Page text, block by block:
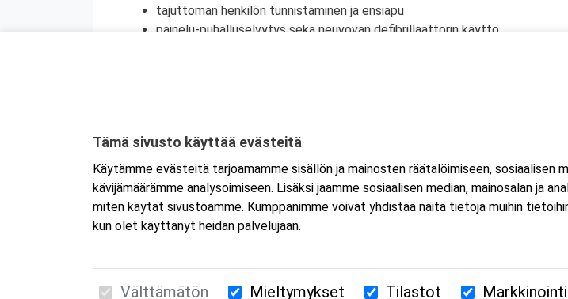
tajuttoman henkilön tunnistaminen ja ensiapu
painelu-puhalluselvytys sekä neuvovan defibrillaattorin käyttö
Kyseessä on etäkoulutus. Koulutus tapahtuu Microsoft Teams-sovelluksella.
tai mobiililaitteelle erikseen. Mikäli haluat ladata Teams-sovelluksen, löydät
Tarkemmat ohjeet lähetetään vahvistusviestissä.
Tämä sivusto käyttää evästeitä
Käytämme evästeitä tarjoamamme sisällön ja mainosten räätälöimiseen, sosiaalisen
kävijämäärämme analysoimiseen. Lisäksi jaamme sosiaalisen median, mainosalan ja
miten käytät sivustoamme. Kumppanimme voivat yhdistää näitä tietoja muihin
kun olet käyttänyt heidän palvelujaan.
Välttämätön Mieltymykset Tilastot Markkinointi